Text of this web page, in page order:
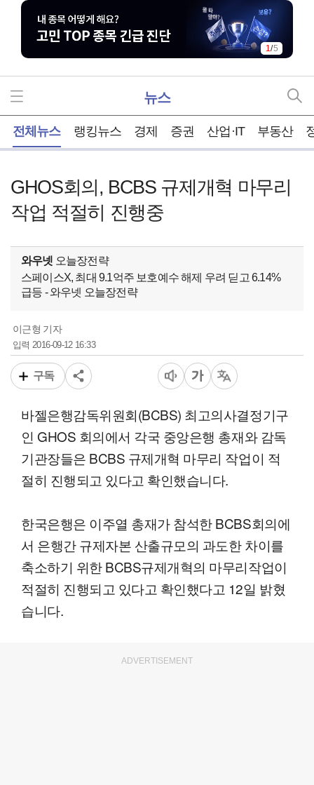
1/5
뉴스
전체뉴스 랭킹뉴스 경제 증권 산업·IT 부동산
GHOS회의, BCBS 규제개혁 마무리
작업 적절히 진행중
와우넷 오늘장전략
스페이스X, 최대 9.1억주 보호예수 해제 우려 딛고 6.14%
급등 - 와우넷 오늘장전략
이근형 기자
입력2016-09-12 16:33
구독
바젤은행감독위원회(BCBS) 최고의사결정기구
인 GHOS 회의에서 각국 중앙은행 총재와 감독
기관장들은 BCBS 규제개혁 마무리 작업이 적
절히 진행되고 있다고 확인했습니다.
한국은행은 이주열 총재가 참석한 BCBS회의에
서 은행간 규제자본 산출규모의 과도한 차이를
축소하기 위한 BCBS규제개혁의 마무리작업이
적절히 진행되고 있다고 확인했다고 12일 밝혔
습니다.
ADVERTISEMENT